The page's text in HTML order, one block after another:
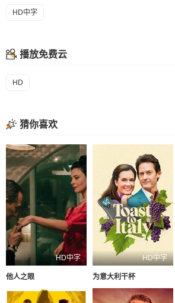
HD中字
播放免费云
HD
猜你喜欢
HD中字
他人之眼
HD中字
为意大利干杯